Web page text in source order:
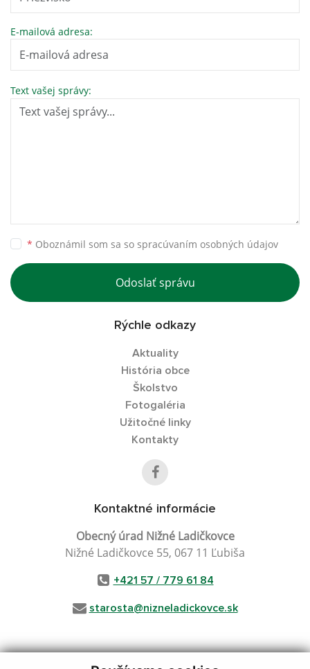
E-mailová adresa:
Text vašej správy:
* Oboznámil som sa so spracúvaním osobných údajov
Odoslať správu
Rýchle odkazy
Aktuality
História obce
Školstvo
Fotogaléria
Užitočné linky
Kontakty
Kontaktné informácie
Obecný úrad Nižné Ladičkovce
Nižné Ladičkovce 55, 067 11 Ľubiša
+421 57 / 779 61 84
starosta@nizneladickovce.sk